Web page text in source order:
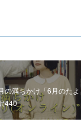
満ちかけ「6月のたよ
440